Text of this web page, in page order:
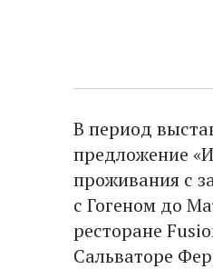
В период
предложение
проживания с
с Гогеном до
ресторане
Сальваторе